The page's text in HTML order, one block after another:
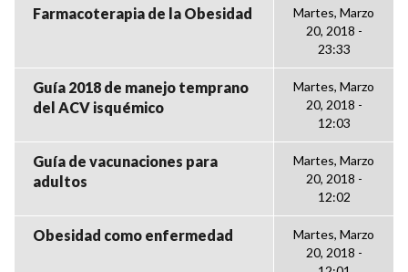
Farmacoterapia de la Obesidad
Martes, Marzo
20, 2018 -
23:33
Guía 2018 de manejo temprano
del ACV isquémico
Martes, Marzo
20, 2018 -
12:03
Guía de vacunaciones para
adultos
Martes, Marzo
20, 2018 -
12:02
Obesidad como enfermedad
Martes, Marzo
20, 2018 -